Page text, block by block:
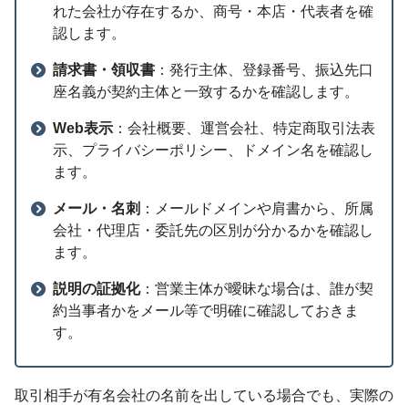
れた会社が存在するか、商号・本店・代表者を確
認します。
請求書・領収書 ：発行主体、登録番号、振込先口
座名義が契約主体と一致するかを確認します。
Web表示 ：会社概要、運営会社、特定商取引法表
示、プライバシーポリシー、ドメイン名を確認し
ます。
メール・名刺 ：メールドメインや肩書から、所属
会社・代理店・委託先の区別が分かるかを確認し
ます。
説明の証拠化：営業主体が曖昧な場合は、誰が契
約当事者かをメール等で明確に確認しておきま
す。
取引相手が有名会社の名前を出している場合でも、実際の